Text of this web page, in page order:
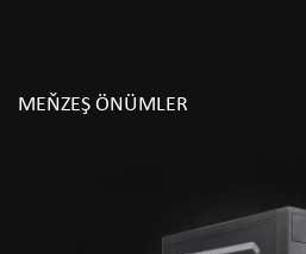
MEŇZEŞ ÖNÜMLER